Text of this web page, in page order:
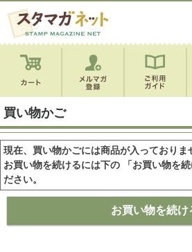
買い物かご
現在、買い物かごには商品が入っておりま
お買い物を続けるには下の 「お買い物を
ださい。